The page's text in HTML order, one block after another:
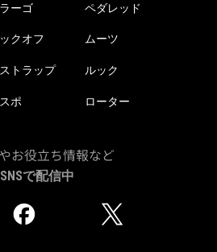
ーゴ ペダレッド
クオフ ムーツ
トラップ ルック
ポ ローター
お役立ち情報など
で配信中